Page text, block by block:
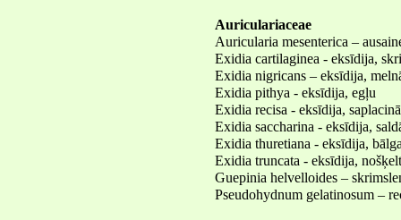
Auriculariaceae
Auricularia mesenterica –
Exidia cartilaginea - eksīdija,
Exidia nigricans – eksīdija,
Exidia pithya - eksīdija, egļu
Exidia recisa - eksīdija,
Exidia saccharina - eksīdija,
Exidia thuretiana - eksīdija,
Exidia truncata - eksīdija,
Guepinia helvelloides –
Pseudohydnum gelatinosum –